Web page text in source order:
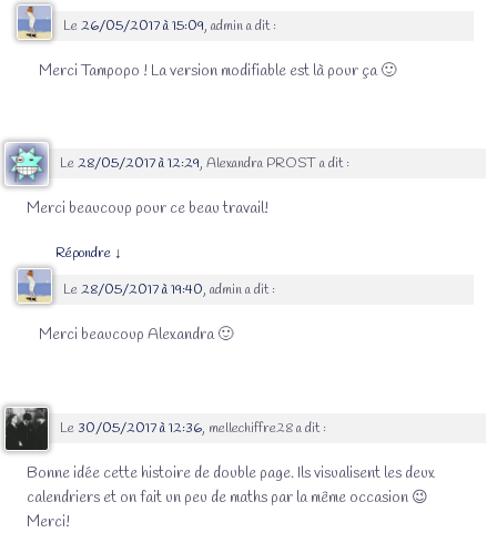
Le26/05/2017 à 15:09, admina dit :
Merci Tampopo ! La version modifiable est là pour ça 🙂
Le28/05/2017 à 12:29, Alexandra PROSTa dit :
Merci beaucoup pour ce beau travail!
Répondre ↓
Le28/05/2017 à 19:40, admina dit :
Merci beaucoup Alexandra 🙂
Le 30/05/2017 à 12:36, mellechiffre28a dit :
Bonne idée cette histoire de double page. Ils visualisent les deux
calendriers et on fait un peu de maths par la même occasion 😉
Merci!